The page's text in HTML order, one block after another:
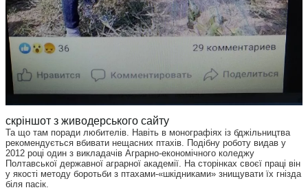
скріншот з живодерського сайту
Та що там поради любителів. Навіть в монографіях із бджільництва
рекомендується вбивати нещасних птахів. Подібну роботу видав у
2012 році один з викладачів Аграрно-економічного коледжу
Полтавської державної аграрної академії. На сторінках своєї праці він
у якості методу боротьби з птахами-«шкідниками» знищувати їх гнізда
біля пасік.